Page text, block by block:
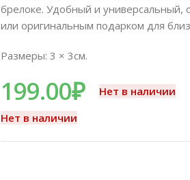
брелоке. Удобный и универсальный,
или оригинальным подарком для
Размеры: 3 × 3см.
199.00₽
Нет в наличии
Нет в наличии